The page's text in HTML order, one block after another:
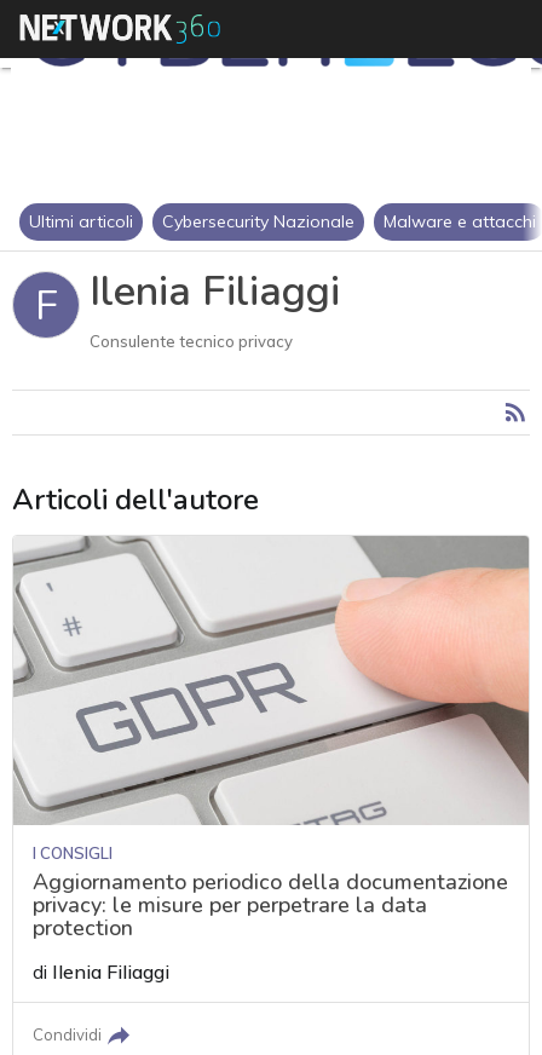
Ultimi articoli Cybersecurity Nazionale Malware e attacchi
F Ilenia Filiaggi
Consulente tecnico privacy
Articoli dell'autore
I CONSIGLI
Aggiornamento periodico della documentazione
privacy: le misure per perpetrare la data
protection
di Ilenia Filiaggi
Condividi